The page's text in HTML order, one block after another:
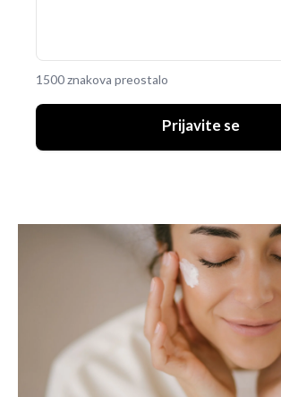
1500 znakova preostalo
Prijavite se